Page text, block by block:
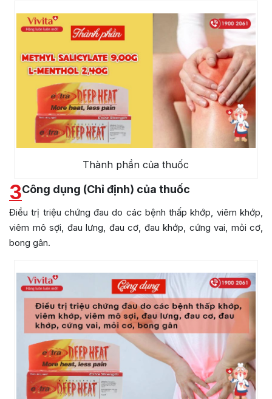
Thành phần của thuốc
3Công dụng (Chỉ định) của thuốc
Điều trị triệu chứng đau do các bệnh thấp khớp, viêm khớp,
viêm mô sợi, đau lưng, đau cơ, đau khớp, cứng vai, mỏi cơ,
bong gân.